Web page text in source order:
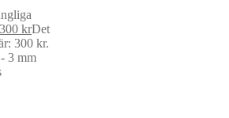
300 krDet
300 kr.
3 mm